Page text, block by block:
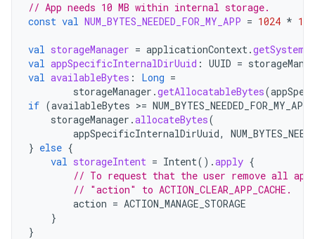
// App needs 10 MB within internal storage.
const val NUM_BYTES_NEEDED_FOR_MY_APP = 1024 *
val storageManager = applicationContext.
val appSpecificInternalDirUuid : UUID =
val availableBytes : Long =
storageManager .getAllocatableBytes(
if (availableBytes >= NUM_BYTES_NEEDED_FOR_MY_APP
storageManager .allocateBytes(
appSpecificInternalDirUuid,
} else {
val storageIntent = Intent().apply {
// To request that the user remove all
// "action" to ACTION_CLEAR_APP_CACHE.
action = ACTION_MANAGE_STORAGE
}
}